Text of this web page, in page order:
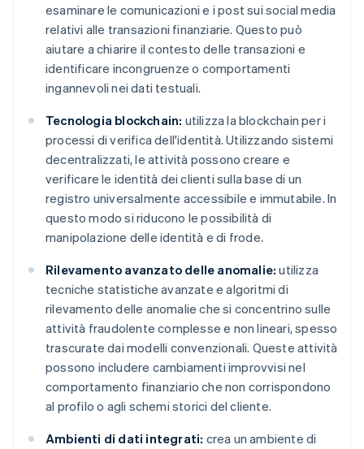
esaminare le comunicazioni e i post sui social media
relativi alle transazioni finanziarie. Questo può
aiutare a chiarire il contesto delle transazioni e
identificare incongruenze o comportamenti
ingannevoli nei dati testuali.
Tecnologia blockchain: utilizza la blockchain per i
processi di verifica dell'identità. Utilizzando sistemi
decentralizzati, le attività possono creare e
verificare le identità dei clienti sulla base di un
registro universalmente accessibile e immutabile. In
questo modo si riducono le possibilità di
manipolazione delle identità e di frode.
Rilevamento avanzato delle anomalie: utilizza
tecniche statistiche avanzate e algoritmi di
rilevamento delle anomalie che si concentrino sulle
attività fraudolente complesse e non lineari, spesso
trascurate dai modelli convenzionali. Queste attività
possono includere cambiamenti improvvisi nel
comportamento finanziario che non corrispondono
al profilo o agli schemi storici del cliente.
Ambienti di dati integrati: crea un ambiente di